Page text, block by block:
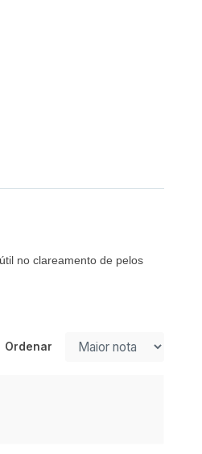
no clareamento de pelos
Ordenar